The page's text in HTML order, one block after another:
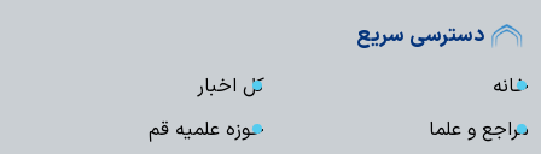
دسترسی سریع
خانه
کل اخبار
مراجع و علما
حوزه علمیه قم